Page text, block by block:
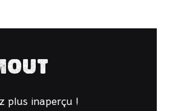
plus inaperçu !